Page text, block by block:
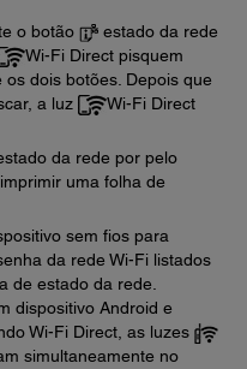
o botão
estado da rede
Wi-Fi Direct pisquem
dois botões. Depois que
a luz
Wi-Fi Direct
da rede por pelo
uma folha de
sem fios para
da rede Wi-Fi listados
de estado da rede.
dispositivo Android e
Wi-Fi Direct, as luzes
simultaneamente no